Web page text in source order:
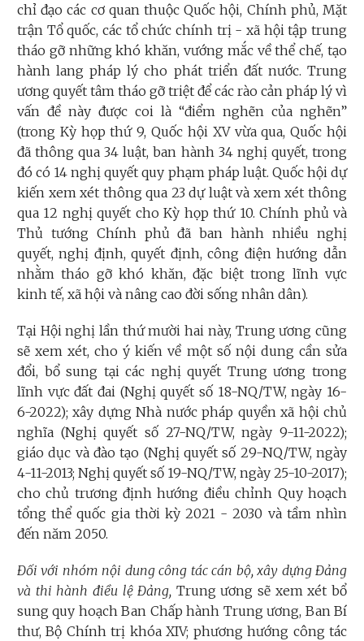
chỉ đạo các cơ quan thuộc Quốc hội, Chính phủ, Mặt
trận Tổ quốc, các tổ chức chính trị - xã hội tập trung
tháo gỡ những khó khăn, vướng mắc về thể chế, tạo
hành lang pháp lý cho phát triển đất nước. Trung
ương quyết tâm tháo gỡ triệt để các rào cản pháp lý vì
vấn đề này được coi là “điểm nghẽn của nghẽn”
(trong Kỳ họp thứ 9, Quốc hội XV vừa qua, Quốc hội
đã thông qua 34 luật, ban hành 34 nghị quyết, trong
đó có 14 nghị quyết quy phạm pháp luật. Quốc hội dự
kiến xem xét thông qua 23 dự luật và xem xét thông
qua 12 nghị quyết cho Kỳ họp thứ 10. Chính phủ và
Thủ tướng Chính phủ đã ban hành nhiều nghị
quyết, nghị định, quyết định, công điện hướng dẫn
nhằm tháo gỡ khó khăn, đặc biệt trong lĩnh vực
kinh tế, xã hội và nâng cao đời sống nhân dân).
Tại Hội nghị lần thứ mười hai này, Trung ương cũng
sẽ xem xét, cho ý kiến về một số nội dung cần sửa
đổi, bổ sung tại các nghị quyết Trung ương trong
lĩnh vực đất đai (Nghị quyết số 18-NQ/TW, ngày 16-
6-2022); xây dựng Nhà nước pháp quyền xã hội chủ
nghĩa (Nghị quyết số 27-NQ/TW, ngày 9-11-2022);
giáo dục và đào tạo (Nghị quyết số 29-NQ/TW, ngày
4-11-2013; Nghị quyết số 19-NQ/TW, ngày 25-10-2017);
cho chủ trương định hướng điều chỉnh Quy hoạch
tổng thể quốc gia thời kỳ 2021 - 2030 và tầm nhìn
đến năm 2050.
Đối với nhóm nội dung công tác cán bộ, xây dựng Đảng
và thi hành điều lệ Đảng, Trung ương sẽ xem xét bổ
sung quy hoạch Ban Chấp hành Trung ương, Ban Bí
thư, Bộ Chính trị khóa XIV; phương hướng công tác